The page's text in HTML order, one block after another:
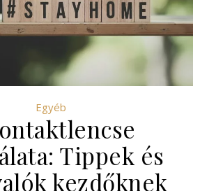
Egyéb
Tippek és
kezdőknek